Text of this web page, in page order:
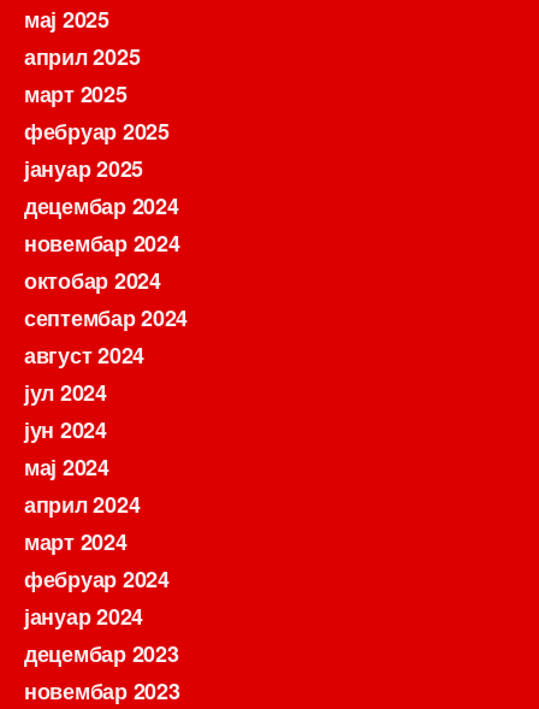
мај 2025
април 2025
март 2025
фебруар 2025
јануар 2025
децембар 2024
новембар 2024
октобар 2024
септембар 2024
август 2024
јул 2024
јун 2024
мај 2024
април 2024
март 2024
фебруар 2024
јануар 2024
децембар 2023
новембар 2023